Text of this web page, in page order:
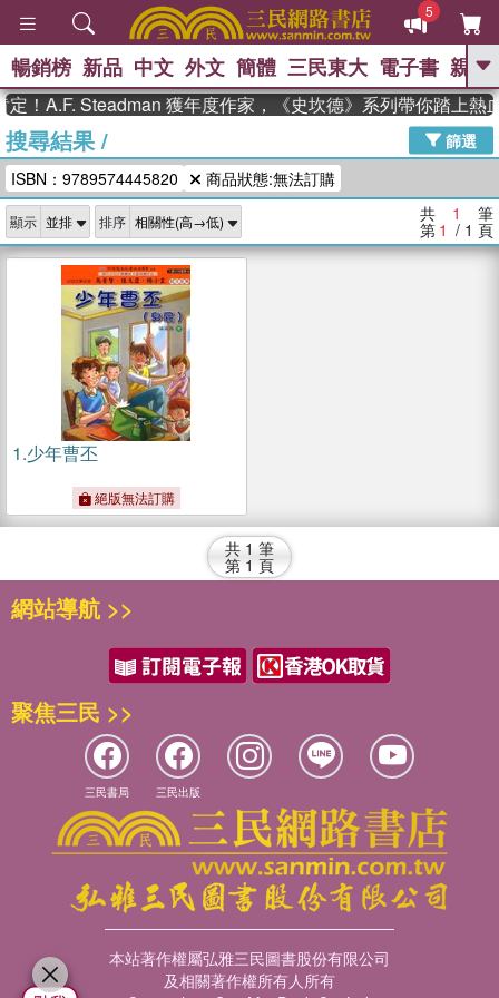
5
GO
高希均教授回憶錄
、 The Odyssey 、 父親節 、 如果歷
史是一群喵 、 暑期推薦
獎 臺灣漫遊錄 、 方念華 、 台灣的李
登輝時代
數學女孩：黎曼猜想 、
偉大的迷走神經
暢銷榜 新品 中文 外文 簡體 三民東大 電子書 親子
！A.F. Steadman 獲年度作家，《史坎德》系列帶你踏上熱
搜尋結果/
篩選
ISBN：9789574445820
商品狀態:無法訂購
顯示 排序 共 1 筆
第 1 / 1 頁
1.少年曹丕
絕版無法訂購
共 1 筆
第 1 頁
網站導航 >>
聚焦三民 >>
三民書局 三民出版
本站著作權屬弘雅三民圖書股份有限公司
及相關著作權所有人所有